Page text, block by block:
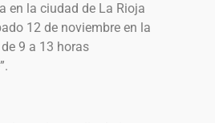
en la ciudad de La Rioja
12 de noviembre en la
9 a 13 horas